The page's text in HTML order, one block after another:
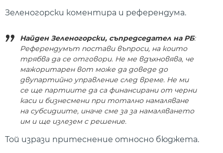
Зеленогорски коментира и референдума.
Найден Зеленогорски, съпредседател на РБ:
Референдумът постави въпроси, на които
трябва да се отговори. Не ме вдъхновява, че
мажоритарен вот може да доведе до
двупартийно управление след време. Не ми
се ще партиите да са финансирани от черни
каси и бизнесмени при тотално намаляване
на субсидиите, иначе сме за за намаляването
им и ще излезем с решение.
Той изрази притеснение относно бюджета.